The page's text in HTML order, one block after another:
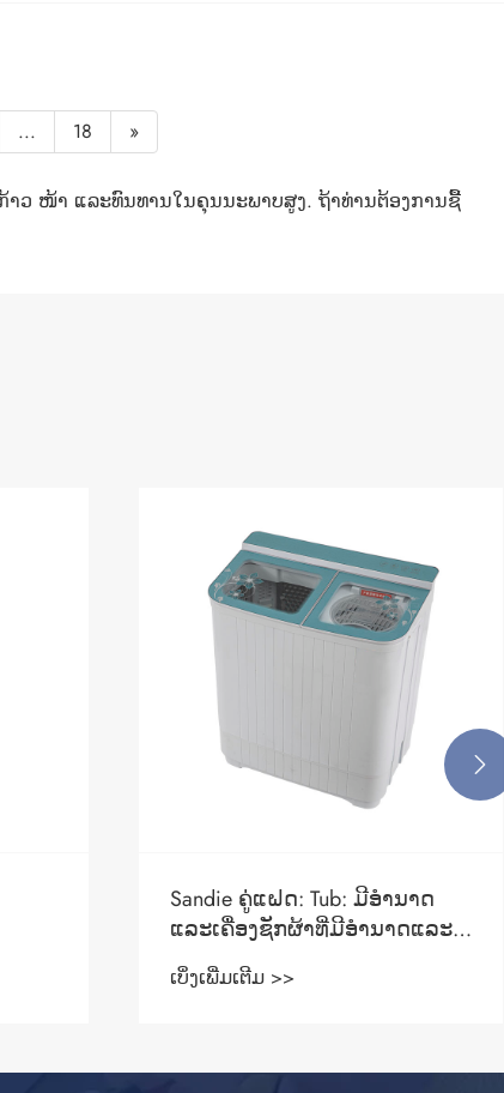
... 18 »
ວ ໜ້າ ແລະທົນທານໃນຄຸນນະພາບສູງ. ຖ້າທ່ານຕ້ອງການຊື້
ະ
ຂ້ອຍສາມາດໃຊ້ເຄື່ອງຊັກຜ້າສໍາລັບ
ເຄື່ອງນຸ່ງເດັກນ້ອຍໄດ້ບໍ?
ເບິ່ງເພີ່ມເຕີມ >>
